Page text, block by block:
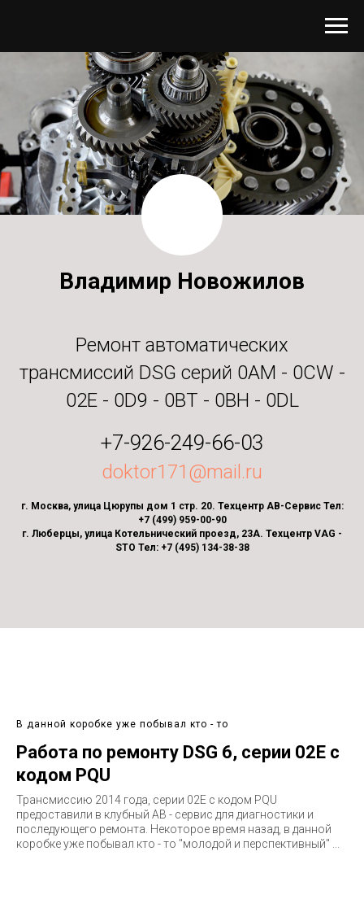
Владимир Новожилов
Ремонт автоматических
трансмиссий DSG серий 0AM - 0CW -
02E - 0D9 - 0BT - 0BH - 0DL
+7-926-249-66-03
doktor171@mail.ru
г. Москва, улица Цюрупы дом 1 стр. 20. Техцентр АВ-Сервис Тел:
+7 (499) 959-00-90
г. Люберцы, улица Котельнический проезд, 23А. Техцентр VAG -
STO Тел: +7 (495) 134-38-38
В данной коробке уже побывал кто - то
Работа по ремонту DSG 6, серии 02E с
кодом PQU
Трансмиссию 2014 года, серии 02E c кодом PQU
предоставили в клубный АВ - сервис для диагностики и
последующего ремонта. Некоторое время назад, в данной
коробке уже побывал кто - то "молодой и перспективный" ...